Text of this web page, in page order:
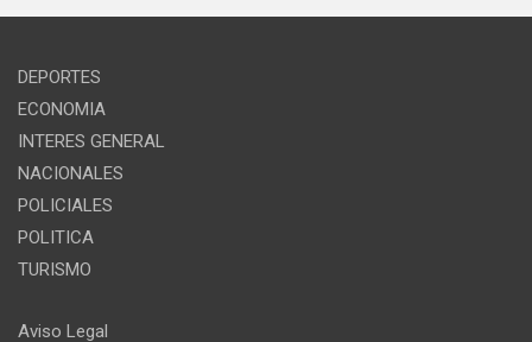
DEPORTES
ECONOMIA
INTERES GENERAL
NACIONALES
POLICIALES
POLITICA
TURISMO
Aviso Legal